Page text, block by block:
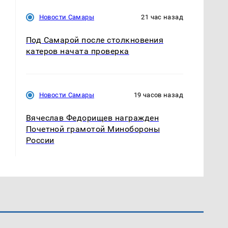
Новости Самары 21 час назад
Под Самарой после столкновения
катеров начата проверка
Новости Самары 19 часов назад
Вячеслав Федорищев награжден
Почетной грамотой Минобороны
России